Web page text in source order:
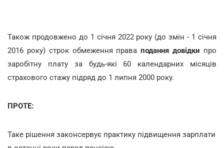
Також продовжено до 1 січня 2022 року (до змін - 1 січня
2016 року) строк обмеження праваподання довідки про
заробітну плату за будь-які 60 календарних місяців
страхового стажу підряд до 1 липня 2000 року.
ПРОТЕ:
Таке рішення законсервує практику підвищення зарплати